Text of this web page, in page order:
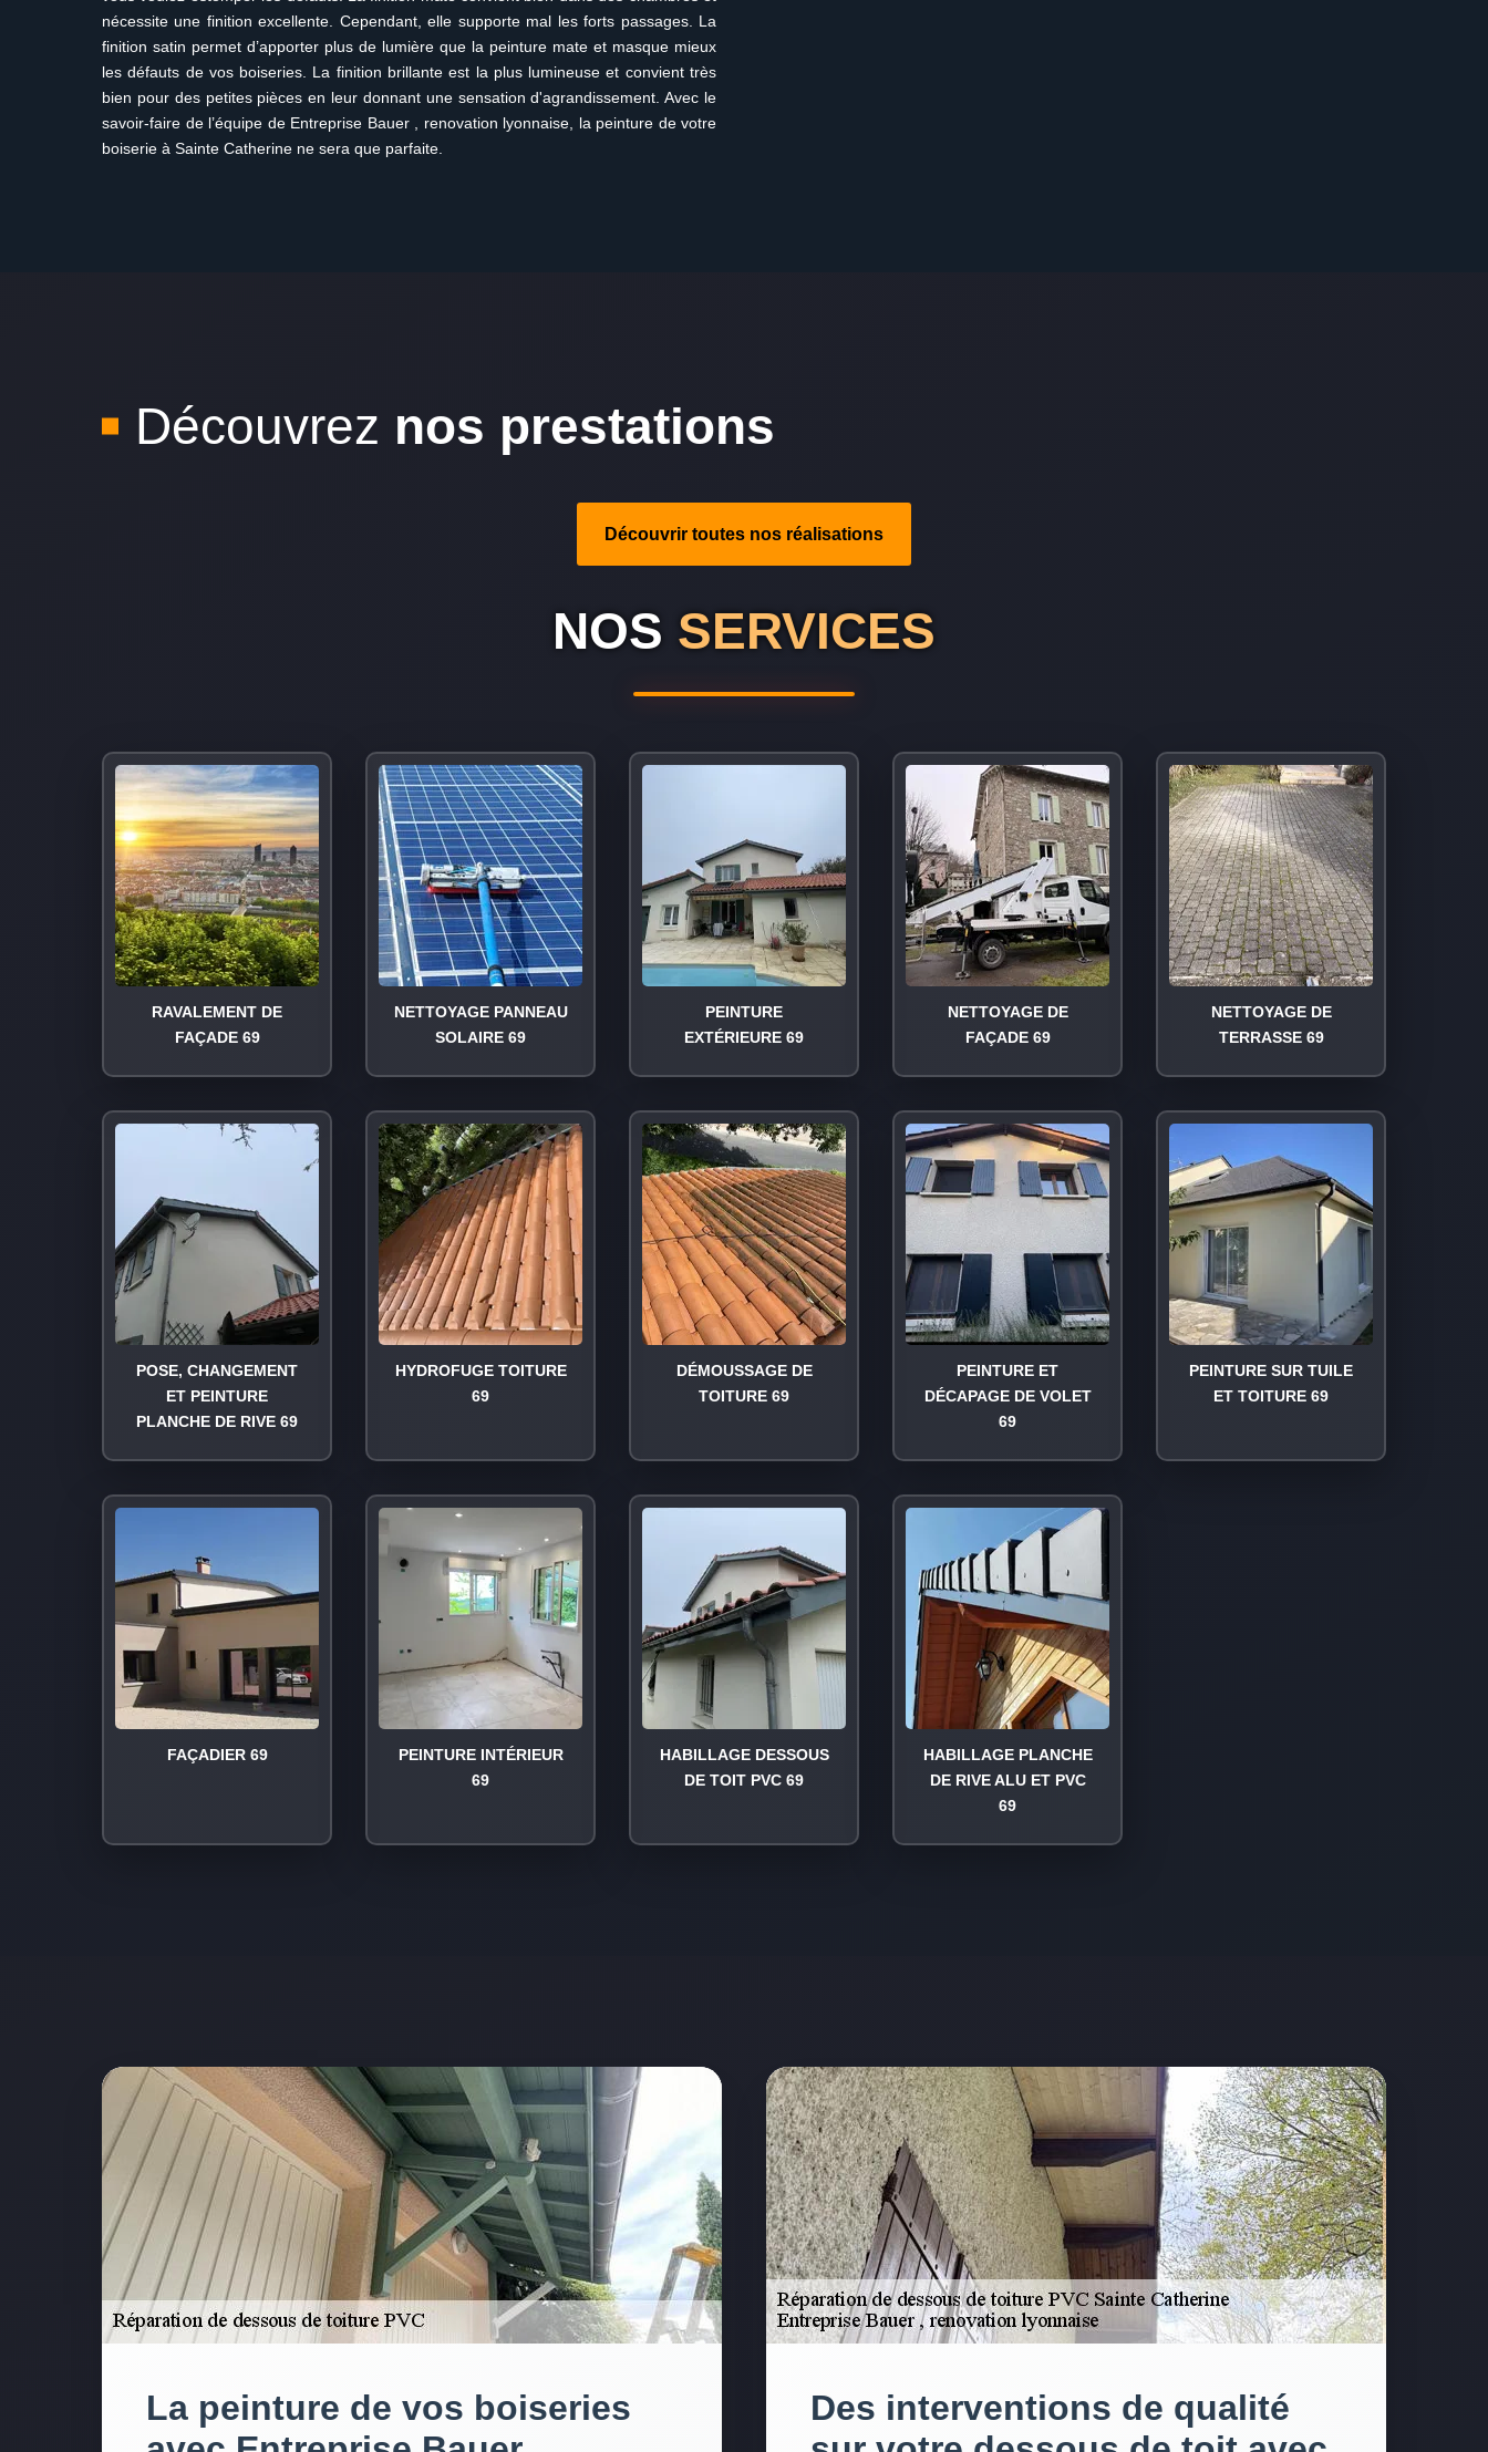
nécessite une finition excellente. Cependant, elle supporte mal les forts passages. La
finition satin permet d’apporter plus de lumière que la peinture mate et masque mieux
les défauts de vos boiseries. La finition brillante est la plus lumineuse et convient très
bien pour des petites pièces en leur donnant une sensation d'agrandissement. Avec le
savoir-faire de l’équipe de Entreprise Bauer , renovation lyonnaise, la peinture de votre
boiserie à Sainte Catherine ne sera que parfaite.
Découvrez nos prestations
Découvrir toutes nos réalisations
NOS SERVICES
RAVALEMENT DE
FAÇADE 69
NETTOYAGE PANNEAU
SOLAIRE 69
PEINTURE
EXTÉRIEURE 69
NETTOYAGE DE
FAÇADE 69
NETTOYAGE DE
TERRASSE 69
POSE, CHANGEMENT
ET PEINTURE
PLANCHE DE RIVE 69
HYDROFUGE TOITURE
69
DÉMOUSSAGE DE
TOITURE 69
PEINTURE ET
DÉCAPAGE DE VOLET
69
PEINTURE SUR TUILE
ET TOITURE 69
FAÇADIER 69
PEINTURE INTÉRIEUR
69
HABILLAGE DESSOUS
DE TOIT PVC 69
HABILLAGE PLANCHE
DE RIVE ALU ET PVC
69
La peinture de vos boiseries
Des interventions de qualité